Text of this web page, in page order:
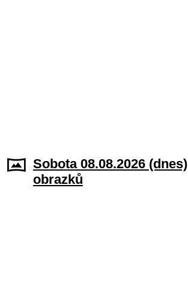
Sobota 08.08.2026 (dnes)
obrazků